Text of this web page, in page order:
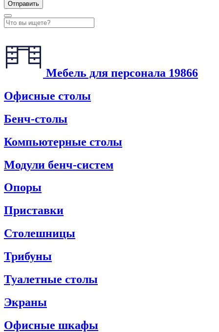
Мебель для персонала 19866
Офисные столы
Бенч-столы
Компьютерные столы
Модули бенч-систем
Опоры
Приставки
Столешницы
Трибуны
Туалетные столы
Экраны
Офисные шкафы